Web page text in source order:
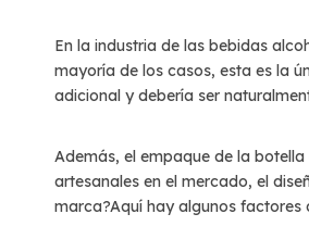
En la industria de las bebidas
mayoría de los casos, esta es la
adicional y debería ser
Además, el empaque de la
artesanales en el mercado, el
marca?Aquí hay algunos factores